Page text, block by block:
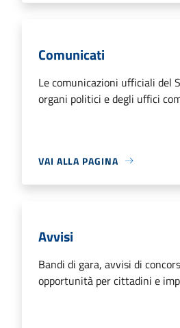
Comunicati
Le comunicazioni ufficiali del
organi politici e degli uffici
VAI ALLA PAGINA
Avvisi
Bandi di gara, avvisi di
opportunità per cittadini e